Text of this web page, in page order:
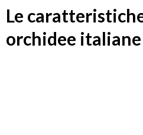
Le
orchidee italiane